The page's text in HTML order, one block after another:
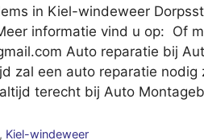
in Kiel-windeweer
informatie vind u op: Of
Auto reparatie bij
zal een auto reparatie nodig
terecht bij Auto
, Kiel-windeweer